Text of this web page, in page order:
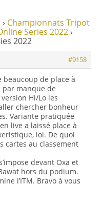
› Championnats Tripot
Series 2022 ›
2022
#9158
beaucoup de place à
par manque de
Hi/Lo les
chercher bonheur
Variante pratiquée
live a laissé place à
lol. De quoi
cartes au classement
devant Oxa et
hors du podium.
l’ITM. Bravo à vous